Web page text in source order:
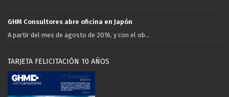
GHM Consultores abre oficina en Japón
A partir del mes de agosto de 2016, y con el ob...
TARJETA FELICITACIÓN 10 AÑOS